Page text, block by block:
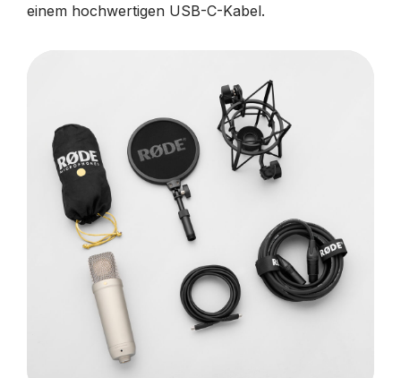
einem hochwertigen USB-C-Kabel.